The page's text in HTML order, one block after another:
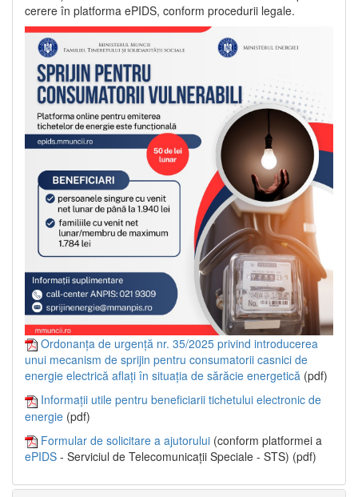
cerere în platforma ePIDS, conform procedurii legale.
Ordonanța de urgență nr. 35/2025 privind introducerea
unui mecanism de sprijin pentru consumatorii casnici de
energie electrică aflați în situația de sărăcie energetică (pdf)
Informații utile pentru beneficiarii tichetului electronic de
energie (pdf)
Formular de solicitare a ajutorului (conform platformei a
ePIDS - Serviciul de Telecomunicații Speciale - STS) (pdf)